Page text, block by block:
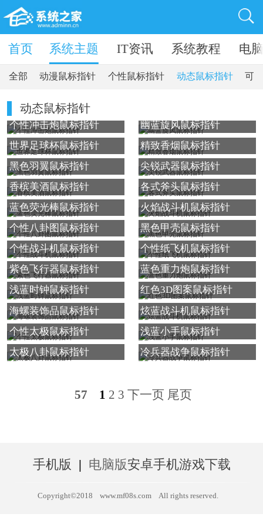
软件 系统主题 IT资讯 系统教程 电
首页
全部 动漫鼠标指针 个性鼠标指针 动态鼠标指针 可
动态鼠标指针
个性冲击炮鼠标指针
幽蓝旋风鼠标指针
世界足球杯鼠标指针
精致香烟鼠标指针
黑色羽翼鼠标指针
尖锐武器鼠标指针
香槟美酒鼠标指针
各式斧头鼠标指针
蓝色荧光棒鼠标指针
火焰战斗机鼠标指针
个性八卦图鼠标指针
黑色甲壳鼠标指针
个性战斗机鼠标指针
个性纸飞机鼠标指针
紫色飞行器鼠标指针
蓝色重力炮鼠标指针
浅蓝时钟鼠标指针
红色3D图案鼠标指针
海螺装饰品鼠标指针
炫蓝战斗机鼠标指针
个性太极鼠标指针
浅蓝小手鼠标指针
太极八卦鼠标指针
冷兵器战争鼠标指针
57 1 2 3 下一页 尾页
手机版 | 电脑版安卓手机游戏下载
Copyright©2018 www.mf08s.com All rights reserved.